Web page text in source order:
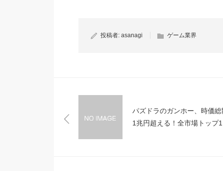
投稿者: asanagi ゲーム業界
パズドラのガンホー、時価総
1兆円超える！全市場トップ